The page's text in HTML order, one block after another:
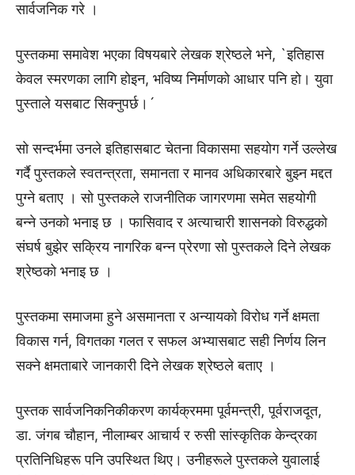
सार्वजनिक गरे ।
पुस्तकमा समावेश भएका विषयबारे लेखक श्रेष्ठले भने, `इतिहास
केवल स्मरणका लागि होइन, भविष्य निर्माणको आधार पनि हो। युवा
पुस्ताले यसबाट सिक्नुपर्छ।´
साे सन्दर्भमा उनले इतिहासबाट चेतना विकासमा सहयोग गर्ने उल्लेख
गर्दै पुस्तकले स्वतन्त्रता, समानता र मानव अधिकारबारे बुझ्न मद्दत
पुग्ने बताए । साे पुस्तकले राजनीतिक जागरणमा समेत सहयोगी
बन्ने उनको भनाइ छ । फासिवाद र अत्याचारी शासनको विरुद्धको
संघर्ष बुझेर सक्रिय नागरिक बन्न प्रेरणा साे पुस्तकले दिने लेखक
श्रेष्ठको भनाइ छ ।
पुस्तकमा समाजमा हुने असमानता र अन्यायको विरोध गर्ने क्षमता
विकास गर्न, विगतका गलत र सफल अभ्यासबाट सही निर्णय लिन
सक्ने क्षमताबारे जानकारी दिने लेखक श्रेष्ठले बताए ।
पुस्तक सार्वजनिकनिकीकरण कार्यक्रममा पूर्वमन्त्री, पूर्वराजदूत,
डा. जंगब चौहान, नीलाम्बर आचार्य र रुसी सांस्कृतिक केन्द्रका
प्रतिनिधिहरू पनि उपस्थित थिए। उनीहरूले पुस्तकले युवालाई